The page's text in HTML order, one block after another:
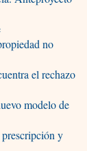
no
el rechazo
modelo de
prescripción y